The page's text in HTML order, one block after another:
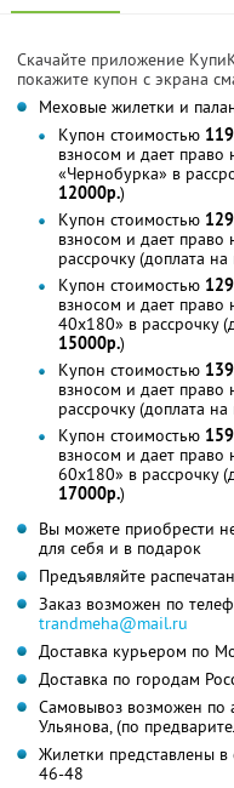
Скачайте приложение
покажите купон с экрана
Меховые жилетки и
Купон стоимостью
взносом и дает право
«Чернобурка» в
12000р.)
Купон стоимостью
взносом и дает право
рассрочку (доплата на
Купон стоимостью
взносом и дает право
40х180» в рассрочку
15000р.)
Купон стоимостью
взносом и дает право
рассрочку (доплата на
Купон стоимостью
взносом и дает право
60х180» в рассрочку
17000р.)
Вы можете приобрести
для себя и в подарок
Предъявляйте
Заказ возможен по
trandmeha@mail.ru
Доставка курьером по
Доставка по городам
Самовывоз возможен по
Ульянова, (по
Жилетки представлены
46-48